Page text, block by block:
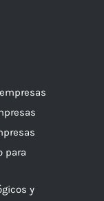
para
y